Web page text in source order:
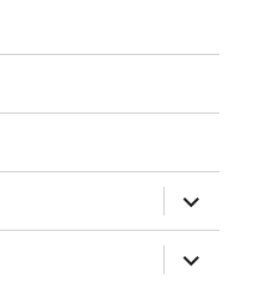
mở
rộng
trình
đơn
con
mở
rộng